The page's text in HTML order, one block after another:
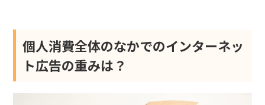
個人消費全体のなかでのインターネッ
ト広告の重みは？